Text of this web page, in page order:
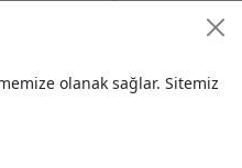
olanak sağlar. Sitemiz